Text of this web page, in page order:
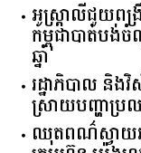
អូស្ត្រាលី​ជួយ​ពង្
កម្ពុជា​បាត់ប
ឆ្នាំ​
រដ្ឋាភិបាល​ ​និង​
ស្រាយ​បញ្ហា​ប្
ឈុតពណ៌ស្វាយ